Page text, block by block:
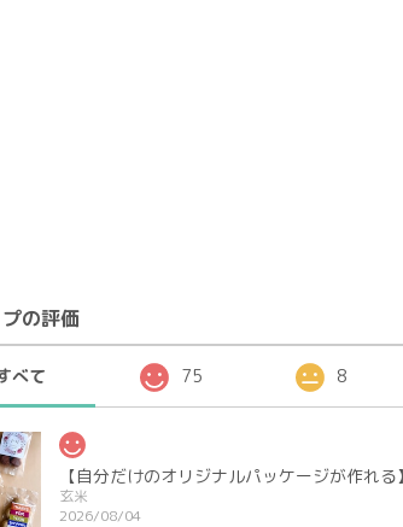
の評価
べて 75 8
【自分だけのオリジナルパッケージが作れ
玄米
2026/08/04